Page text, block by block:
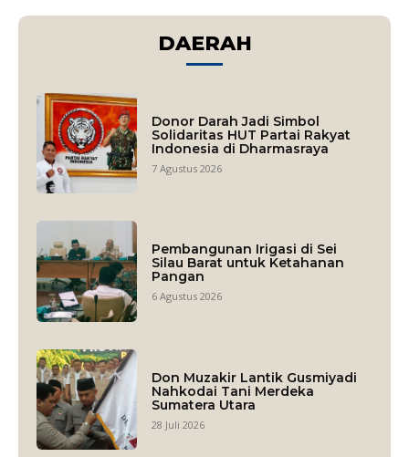
DAERAH
Donor Darah Jadi Simbol
Solidaritas HUT Partai Rakyat
Indonesia di Dharmasraya
7 Agustus 2026
Pembangunan Irigasi di Sei
Silau Barat untuk Ketahanan
Pangan
6 Agustus 2026
Don Muzakir Lantik Gusmiyadi
Nahkodai Tani Merdeka
Sumatera Utara
28 Juli 2026